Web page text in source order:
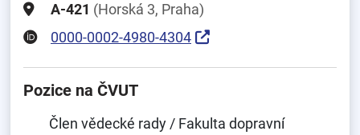
A-421 (Horská 3, Praha)
0000-0002-4980-4304
Pozice na ČVUT
Člen vědecké rady / Fakulta dopravní